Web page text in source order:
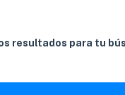
resultados para tu